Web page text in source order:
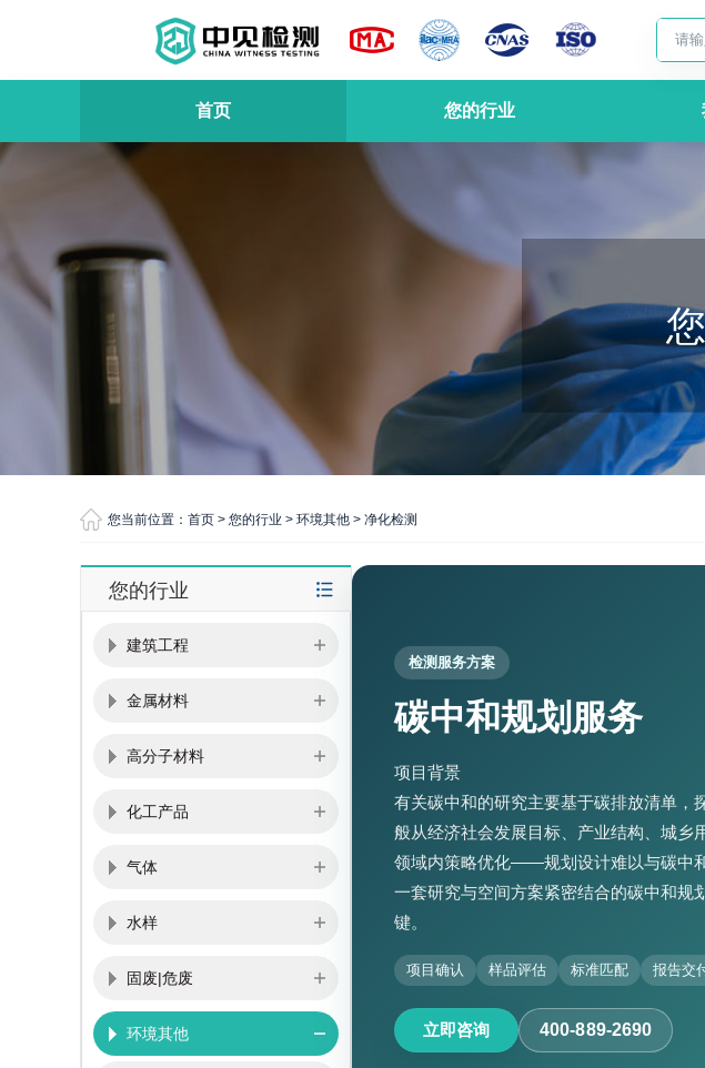
首页 您的行业
您当前位置： 首页 > 您的行业 > 环境其他 > 净化检测
您的行业
建筑工程
金属材料
高分子材料
化工产品
气体
水样
固废|危废
环境其他
检测服务方案
碳中和规划服务
项目背景
有关碳中和的研究主要基于碳排放清单，
般从经济社会发展目标、产业结构、城乡
领域内策略优化——规划设计难以与碳中
一套研究与空间方案紧密结合的碳中和规
键。
项目确认 样品评估 标准匹配 报告交
立即咨询 400-889-2690